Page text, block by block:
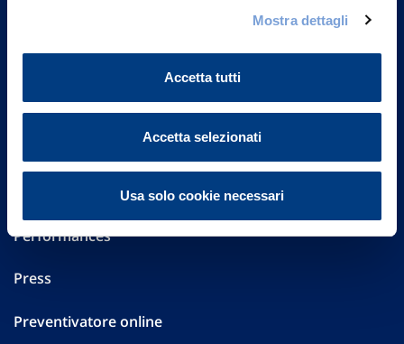
Mostra dettagli
Accetta tutti
Accetta selezionati
Usa solo cookie necessari
Governance
Investor Relations
Performances
Press
Preventivatore online